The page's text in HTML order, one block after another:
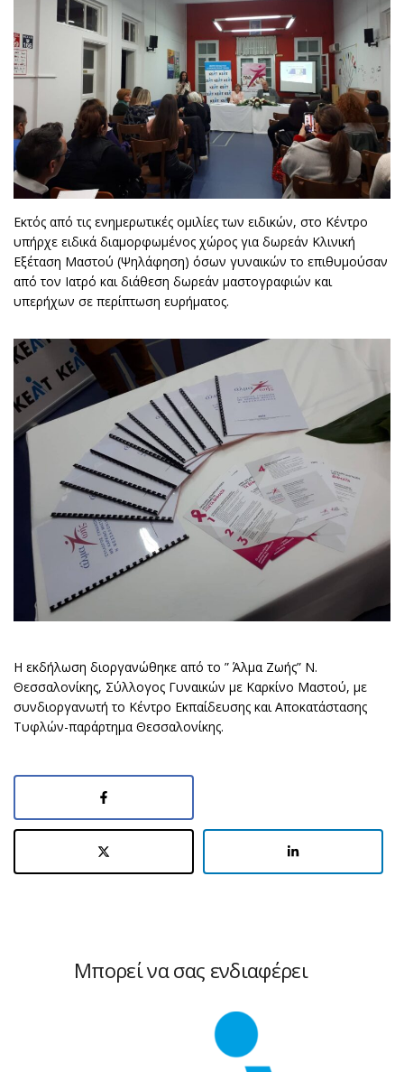
Εκτός από τις ενημερωτικές ομιλίες των ειδικών, στο Κέντρο
υπήρχε ειδικά διαμορφωμένος χώρος για δωρεάν Κλινική
Εξέταση Μαστού (Ψηλάφηση) όσων γυναικών το επιθυμούσαν
από τον Ιατρό και διάθεση δωρεάν μαστογραφιών και
υπερήχων σε περίπτωση ευρήματος.
Η εκδήλωση διοργανώθηκε από το ” Άλμα Ζωής” Ν.
Θεσσαλονίκης, Σύλλογος Γυναικών με Καρκίνο Μαστού, με
συνδιοργανωτή το Κέντρο Εκπαίδευσης και Αποκατάστασης
Τυφλών-παράρτημα Θεσσαλονίκης.
Μπορεί να σας ενδιαφέρει